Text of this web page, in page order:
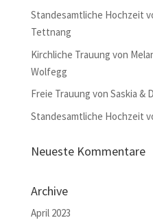
Standesamtliche Hochzeit
Tettnang
Kirchliche Trauung von
Wolfegg
Freie Trauung von Saskia &
Standesamtliche Hochzeit
Neueste Kommentare
Archive
April 2023